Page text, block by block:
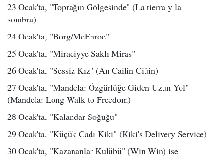
23 Ocak'ta, "Toprağın Gölgesinde" (La tierra y la
sombra)
24 Ocak'ta, "Borg/McEnroe"
25 Ocak'ta, "Miraciyye Saklı Miras"
26 Ocak'ta, "Sessiz Kız" (An Cailin Ciüin)
27 Ocak'ta, "Mandela: Özgürlüğe Giden Uzun Yol"
(Mandela: Long Walk to Freedom)
28 Ocak'ta, "Kalandar Soğuğu"
29 Ocak'ta, "Küçük Cadı Kiki" (Kiki's Delivery Service)
30 Ocak'ta, "Kazananlar Kulübü" (Win Win) ise